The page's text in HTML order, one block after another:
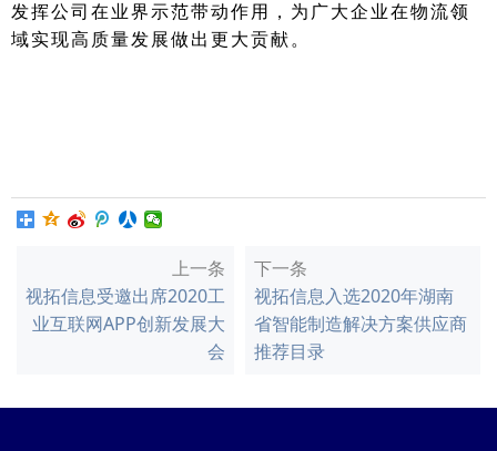
发挥公司在业界示范带动作用，为广大企业在物流领
域实现高质量发展做出更大贡献。
上一条
视拓信息受邀出席2020工
业互联网APP创新发展大
会
下一条
视拓信息入选2020年湖南
省智能制造解决方案供应商
推荐目录